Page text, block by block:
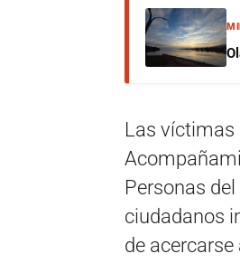
Las víctimas
Personas
ciudadanos
de